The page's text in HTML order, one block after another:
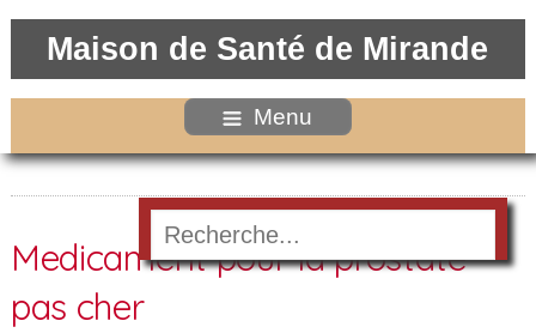
Maison de Santé de Mirande
Menu
Medicament pour la prostate
pas cher